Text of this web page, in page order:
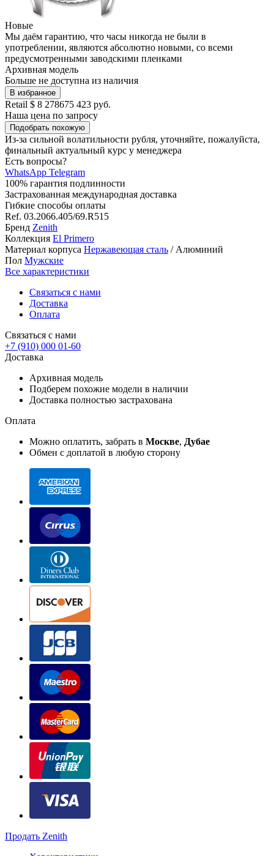
Новые
Мы даём гарантию, что часы никогда не были в
употреблении, являются абсолютно новыми, со всеми
предусмотренными заводскими пленками
Архивная модель
Больше не доступна из наличия
В избранное
Retail $ 8 278675 423 руб.
Наша цена по запросу
Подобрать похожую
Из-за сильной волатильности рубля, уточняйте, пожалуйста,
финальный актуальный курс у менеджера
Есть вопросы?
WhatsApp Telegram
100% гарантия подлинности
Застрахованная международная доставка
Гибкие способы оплаты
Ref. 03.2066.405/69.R515
Бренд Zenith
Коллекция El Primero
Материал корпуса Нержавеющая сталь / Алюминий
Пол Мужские
Все характеристики
Связаться с нами
Доставка
Оплата
Связаться с нами
+7 (910) 000 01-60
Доставка
Архивная модель
Подберем похожие модели в наличии
Доставка полностью застрахована
Оплата
Можно оплатить, забрать в Москве, Дубае
Обмен с доплатой в любую сторону
Продать Zenith